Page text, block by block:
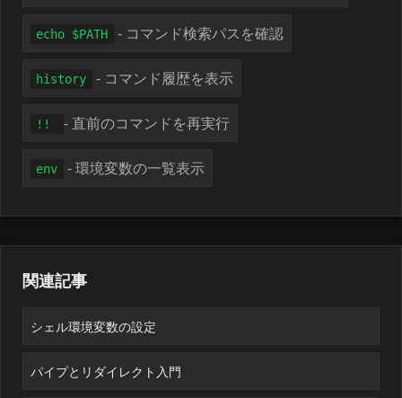
echo $PATH - コマンド検索パスを確認
history - コマンド履歴を表示
!! - 直前のコマンドを再実行
env - 環境変数の一覧表示
関連記事
シェル環境変数の設定
パイプとリダイレクト入門